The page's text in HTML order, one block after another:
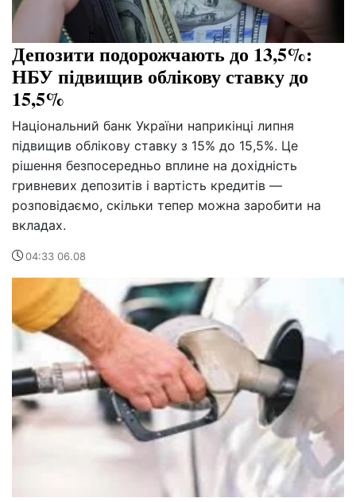
Депозити подорожчають до 13,5%:
НБУ підвищив облікову ставку до
15,5%
Національний банк України наприкінці липня
підвищив облікову ставку з 15% до 15,5%. Це
рішення безпосередньо вплине на дохідність
гривневих депозитів і вартість кредитів —
розповідаємо, скільки тепер можна заробити на
вкладах.
04:33 06.08